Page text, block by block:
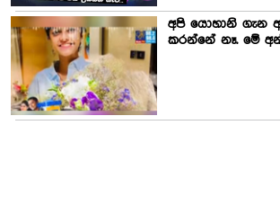
අපි යොහානි ගැන
කරන්නේ නෑ. මේ